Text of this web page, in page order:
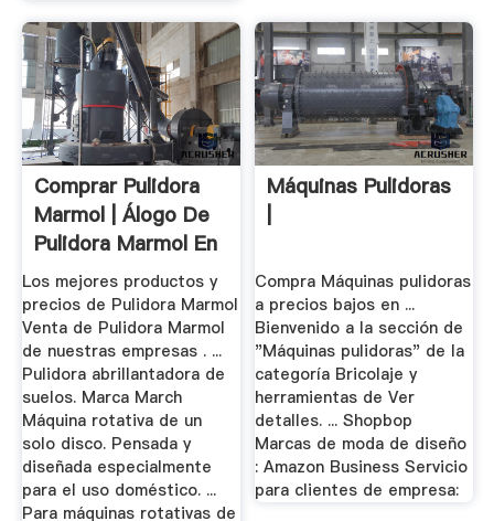
Comprar Pulidora
Marmol | Álogo De
Pulidora Marmol En
...
Los mejores productos y
precios de Pulidora Marmol
Venta de Pulidora Marmol
de nuestras empresas . ...
Pulidora abrillantadora de
suelos. Marca March
Máquina rotativa de un
solo disco. Pensada y
diseñada especialmente
para el uso doméstico. ...
Para máquinas rotativas de
Máquinas Pulidoras
Compra Máquinas pulidoras
a precios bajos en ...
Bienvenido a la sección de
"Máquinas pulidoras" de la
categoría Bricolaje y
herramientas de Ver
detalles. ... Shopbop
Marcas de moda de diseño
: Amazon Business Servicio
para clientes de empresa: